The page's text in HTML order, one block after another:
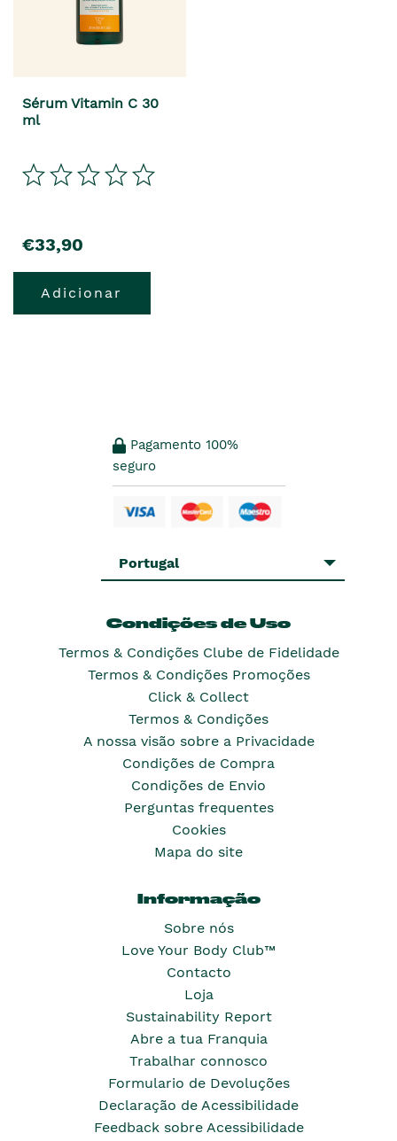
Sérum Vitamin C 30
ml
€33,90
Adicionar
Pagamento 100%
seguro
Portugal
Condições de Uso
Termos & Condições Clube de Fidelidade
Termos & Condições Promoções
Click & Collect
Termos & Condições
A nossa visão sobre a Privacidade
Condições de Compra
Condições de Envio
Perguntas frequentes
Cookies
Mapa do site
Informação
Sobre nós
Love Your Body Club™
Contacto
Loja
Sustainability Report
Abre a tua Franquia
Trabalhar connosco
Formulario de Devoluções
Declaração de Acessibilidade
Feedback sobre Acessibilidade